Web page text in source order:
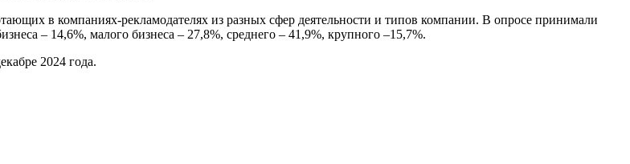
в компаниях-рекламодателях из разных сфер деятельности и типов компании. В опросе принимали
– 14,6%, малого бизнеса – 27,8%, среднего – 41,9%, крупного –15,7%.
2024 года.